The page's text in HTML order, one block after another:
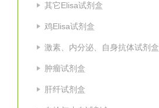
其它Elisa试剂盒
鸡Elisa试剂盒
激素、内分泌、自身抗体试剂盒
肿瘤试剂盒
肝纤试剂盒